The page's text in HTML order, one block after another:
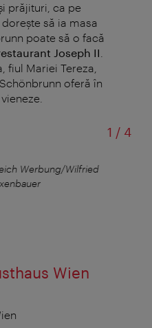
prăjituri, ca pe
să ia masa
poate să o facă
Joseph II
fiul Mariei Tereza,
oferă în
1 /din
4
Werbung/Wilfried
Wien